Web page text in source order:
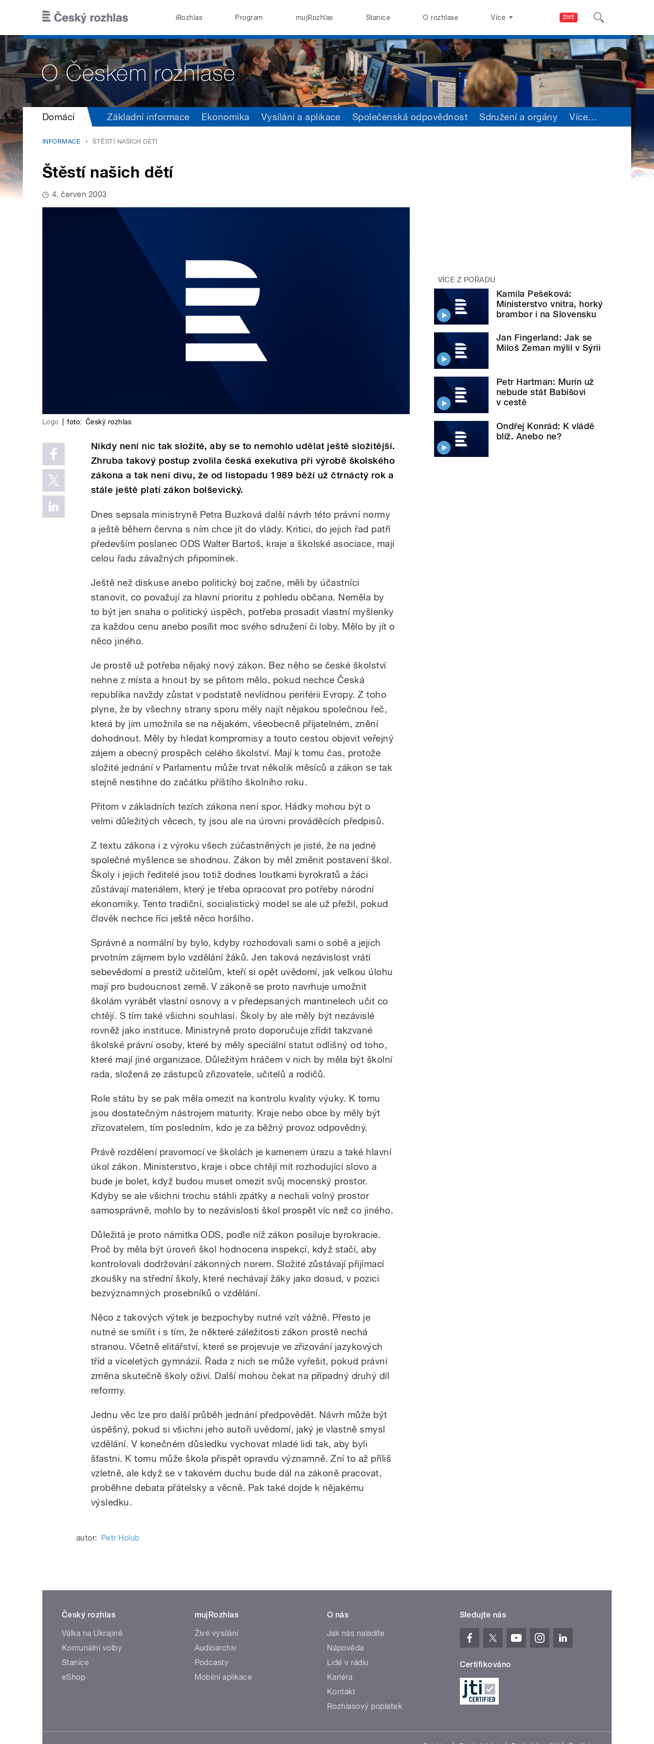
ŽIVĚ
iRozhlas Program mujRozhlas Stanice O rozhlase Více
Domácí Základní informace Ekonomika Vysílání a aplikace Společenská odpovědnost Sdružení a orgány Více…
INFORMACE ŠTĚSTÍ NAŠICH DĚTÍ
Štěstí našich dětí
4. červen 2003
Logo foto: Český rozhlas
Nikdy není nic tak složité, aby se to nemohlo udělat ještě složitější.
Zhruba takový postup zvolila česká exekutiva při výrobě školského
zákona a tak není divu, že od listopadu 1989 běží už čtrnáctý rok a
stále ještě platí zákon bolševický.
Dnes sepsala ministryně Petra Buzková další návrh této právní normy
a ještě během června s ním chce jít do vlády. Kritici, do jejich řad patří
především poslanec ODS Walter Bartoš, kraje a školské asociace, mají
celou řadu závažných připomínek.
Ještě než diskuse anebo politický boj začne, měli by účastníci
stanovit, co považují za hlavní prioritu z pohledu občana. Neměla by
to být jen snaha o politický úspěch, potřeba prosadit vlastní myšlenky
za každou cenu anebo posílit moc svého sdružení či loby. Mělo by jít o
něco jiného.
Je prostě už potřeba nějaký nový zákon. Bez něho se české školství
nehne z místa a hnout by se přitom mělo, pokud nechce Česká
republika navždy zůstat v podstatě nevlídnou periférii Evropy. Z toho
plyne, že by všechny strany sporu měly najít nějakou společnou řeč,
která by jim umožnila se na nějakém, všeobecně přijatelném, znění
dohodnout. Měly by hledat kompromisy a touto cestou objevit veřejný
zájem a obecný prospěch celého školství. Mají k tomu čas, protože
složité jednání v Parlamentu může trvat několik měsíců a zákon se tak
stejně nestihne do začátku příštího školního roku.
Přitom v základních tezích zákona není spor. Hádky mohou být o
velmi důležitých věcech, ty jsou ale na úrovni prováděcích předpisů.
Z textu zákona i z výroku všech zúčastněných je jisté, že na jedné
společné myšlence se shodnou. Zákon by měl změnit postavení škol.
Školy i jejich ředitelé jsou totiž dodnes loutkami byrokratů a žáci
zůstávají materiálem, který je třeba opracovat pro potřeby národní
ekonomiky. Tento tradiční, socialistický model se ale už přežil, pokud
člověk nechce říci ještě něco horšího.
Správné a normální by bylo, kdyby rozhodovali sami o sobě a jejich
prvotním zájmem bylo vzdělání žáků. Jen taková nezávislost vrátí
sebevědomí a prestiž učitelům, kteří si opět uvědomí, jak velkou úlohu
mají pro budoucnost země. V zákoně se proto navrhuje umožnit
školám vyrábět vlastní osnovy a v předepsaných mantinelech učit co
chtějí. S tím také všichni souhlasí. Školy by ale měly být nezávislé
rovněž jako instituce. Ministryně proto doporučuje zřídit takzvané
školské právní osoby, které by měly speciální statut odlišný od toho,
které mají jiné organizace. Důležitým hráčem v nich by měla být školní
rada, složená ze zástupců zřizovatele, učitelů a rodičů.
Role státu by se pak měla omezit na kontrolu kvality výuky. K tomu
jsou dostatečným nástrojem maturity. Kraje nebo obce by měly být
zřizovatelem, tím posledním, kdo je za běžný provoz odpovědný.
Právě rozdělení pravomocí ve školách je kamenem úrazu a také hlavní
úkol zákon. Ministerstvo, kraje i obce chtějí mít rozhodující slovo a
bude je bolet, když budou muset omezit svůj mocenský prostor.
Kdyby se ale všichni trochu stáhli zpátky a nechali volný prostor
samosprávně, mohlo by to nezávislosti škol prospět víc než co jiného.
Důležitá je proto námitka ODS, podle níž zákon posiluje byrokracie.
Proč by měla být úroveň škol hodnocena inspekcí, když stačí, aby
kontrolovali dodržování zákonných norem. Složité zůstávají přijímací
zkoušky na střední školy, které nechávají žáky jako dosud, v pozici
bezvýznamných prosebníků o vzdělání.
Něco z takových výtek je bezpochyby nutné vzít vážně. Přesto je
nutné se smířit i s tím, že některé záležitosti zákon prostě nechá
stranou. Včetně elitářství, které se projevuje ve zřizování jazykových
tříd a víceletých gymnázií. Řada z nich se může vyřešit, pokud právní
změna skutečně školy oživí. Další mohou čekat na případný druhý díl
reformy.
Jednu věc lze pro další průběh jednání předpovědět. Návrh může být
úspěšný, pokud si všichni jeho autoři uvědomí, jaký je vlastně smysl
vzdělání. V konečném důsledku vychovat mladé lidi tak, aby byli
šťastni. K tomu může škola přispět opravdu významně. Zní to až příliš
vzletně, ale když se v takovém duchu bude dál na zákoně pracovat,
proběhne debata přátelsky a věcně. Pak také dojde k nějakému
výsledku.
autor: Petr Holub
VÍCE Z POŘADU
Kamila Pešeková:
Ministerstvo vnitra, horký
brambor i na Slovensku
Jan Fingerland: Jak se
Miloš Zeman mýlil v Sýrii
Petr Hartman: Murín už
nebude stát Babišovi
v cestě
Ondřej Konrád: K vládě
blíž. Anebo ne?
Český rozhlas
Válka na Ukrajině
Komunální volby
Stanice
eShop
mujRozhlas
Živé vysílání
Audioarchiv
Podcasty
Mobilní aplikace
O nás
Jak nás naladíte
Nápověda
Lidé v rádiu
Kariéra
Kontakt
Rozhlasový poplatek
Sledujte nás
Certifikováno